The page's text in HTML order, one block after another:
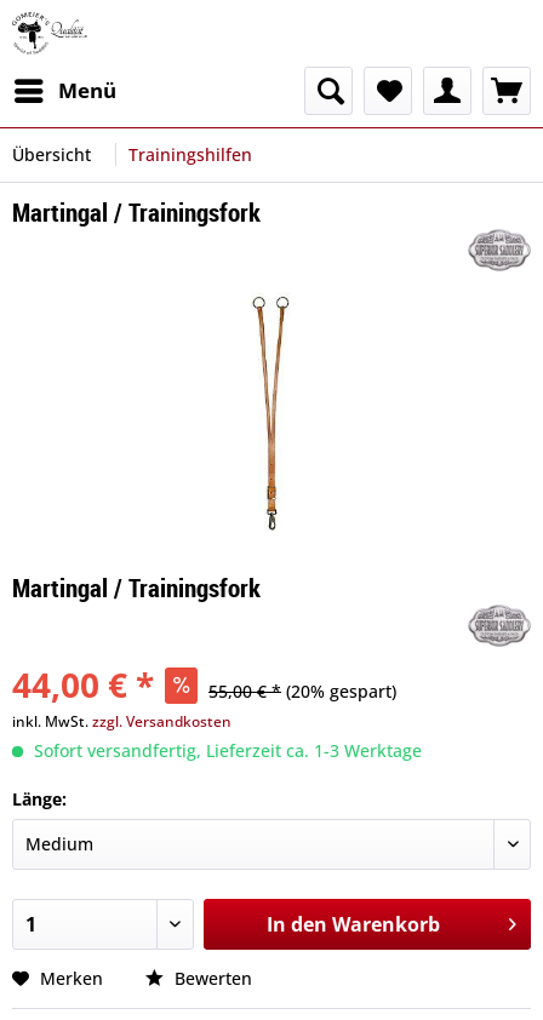
Menü
Übersicht Trainingshilfen
Martingal / Trainingsfork
Martingal / Trainingsfork
44,00 € * 55,00 € * (20% gespart)
inkl. MwSt.zzgl. Versandkosten
Sofort versandfertig, Lieferzeit ca. 1-3 Werktage
Länge:
In den Warenkorb
Merken Bewerten